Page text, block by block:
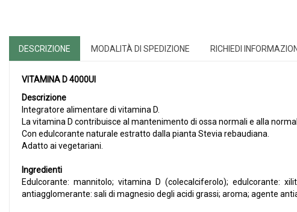
DESCRIZIONE MODALITÀ DI SPEDIZIONE RICHIEDI INFORMAZIONI
VITAMINA D 4000UI
Descrizione
Integratore alimentare di vitamina D.
La vitamina D contribuisce al mantenimento di ossa normali e alla
Con edulcorante naturale estratto dalla pianta Stevia rebaudiana.
Adatto ai vegetariani.
Ingredienti
Edulcorante: mannitolo; vitamina D (colecalciferolo); edulcorante:
antiagglomerante: sali di magnesio degli acidi grassi; aroma; agente